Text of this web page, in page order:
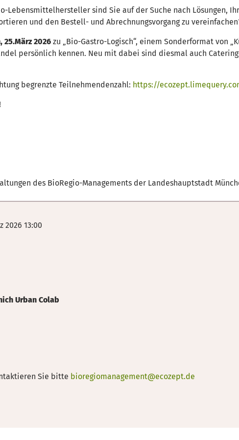
Lebensmittelhersteller sind Sie auf der Suche nach Lösungen,
und den Bestell- und Abrechnungsvorgang zu
25.März 2026 zu „Bio-Gastro-Logisch“, einem Sonderformat von
persönlich kennen. Neu mit dabei sind diesmal auch
begrenzte Teilnehmendenzahl: https://
des BioRegio-Managements der Landeshauptstadt
2026 13:00
Urban Colab
Sie bitte bioregiomanagement@ecozept.de